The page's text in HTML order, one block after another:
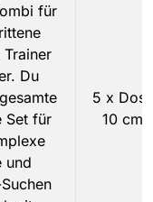
für
Trainer
Du
Set für
und
5 x Dose
10 cm